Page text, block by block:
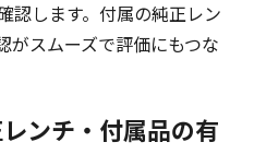
認します。付属の純正レン
がスムーズで評価にもつな
ンチ・付属品の有